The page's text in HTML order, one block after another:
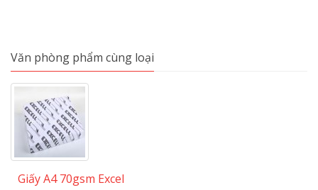
Văn phòng phẩm cùng loại
Giấy A4 70gsm Excel